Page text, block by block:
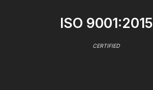
ISO 9001:2015
CERTIFIED